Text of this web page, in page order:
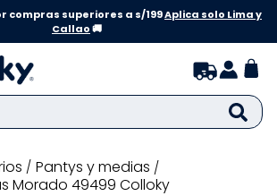
compras superiores a s/199Aplica solo Lima y
Callao🚚
pantys y medias
Morado 49499 Colloky